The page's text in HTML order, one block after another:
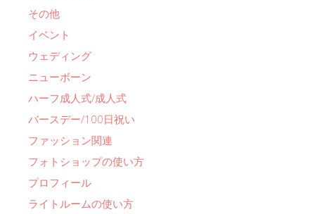
その他
イベント
ウェディング
ニューボーン
ハーフ成人式/成人式
バースデー/100日祝い
ファッション関連
フォトショップの使い方
プロフィール
ライトルームの使い方